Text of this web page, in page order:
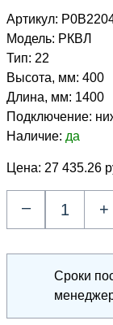
Артикул:
Модель: РКВЛ
Тип: 22
Высота, мм: 400
Длина, мм: 1400
Подключение:
Наличие: да
Цена: 27 435.26
– +
Сроки